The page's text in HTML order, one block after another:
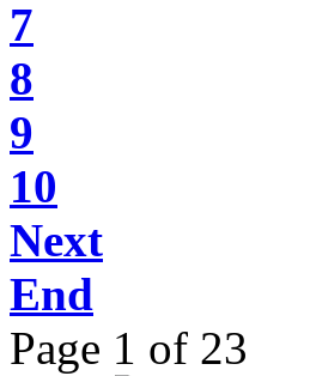
7
8
9
10
Next
End
Page 1 of 23